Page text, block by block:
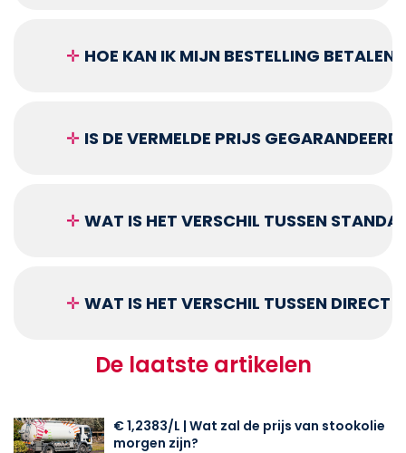
✛ HOE KAN IK MIJN BESTELLING BETALEN?
✛ IS DE VERMELDE PRIJS
✛ WAT IS HET VERSCHIL TUSSEN
✛ WAT IS HET VERSCHIL TUSSEN DIRECT
De laatste artikelen
€ 1,2383/L | Wat zal de prijs van stookolie
morgen zijn?